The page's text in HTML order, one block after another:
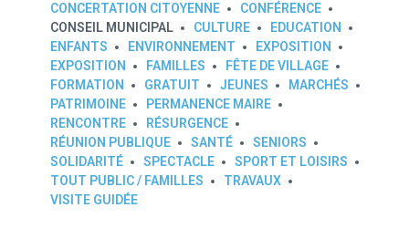
CONCERTATION CITOYENNE
CONFÉRENCE
CONSEIL MUNICIPAL
CULTURE
EDUCATION
ENFANTS
ENVIRONNEMENT
EXPOSITION
EXPOSITION
FAMILLES
FÊTE DE VILLAGE
FORMATION
GRATUIT JEUNES
MARCHÉS
PATRIMOINE
PERMANENCE MAIRE
RENCONTRE
RÉSURGENCE
RÉUNION PUBLIQUE
SANTÉ
SENIORS
SOLIDARITÉ
SPECTACLE
SPORT ET LOISIRS
TOUT PUBLIC / FAMILLES
TRAVAUX
VISITE GUIDÉE